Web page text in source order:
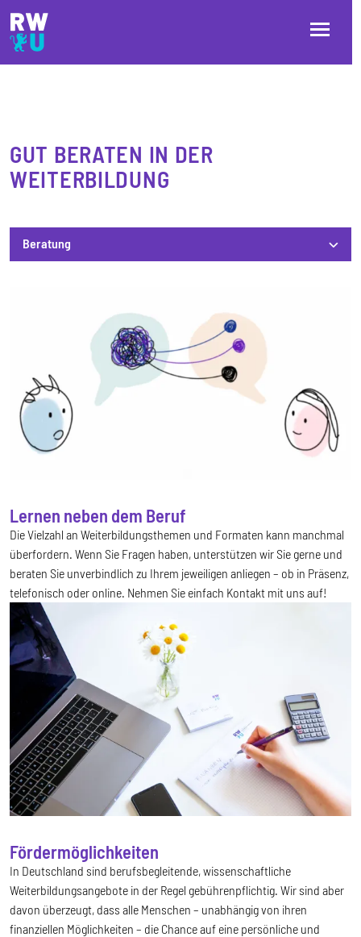
Direkt zum Inhalt
Direkt zur Hauptnavigation
Direkt zum Fußbereich
GUT BERATEN IN DER
WEITERBILDUNG
Beratung
Lernen neben dem Beruf
Die Vielzahl an Weiterbildungsthemen und Formaten kann manchmal
überfordern. Wenn Sie Fragen haben, unterstützen wir Sie gerne und
beraten Sie unverbindlich zu Ihrem jeweiligen anliegen – ob in Präsenz,
telefonisch oder online. Nehmen Sie einfach Kontakt mit uns auf!
Fördermöglichkeiten
In Deutschland sind berufsbegleitende, wissenschaftliche
Weiterbildungsangebote in der Regel gebührenpflichtig. Wir sind aber
davon überzeugt, dass alle Menschen – unabhängig von ihren
finanziellen Möglichkeiten – die Chance auf eine persönliche und